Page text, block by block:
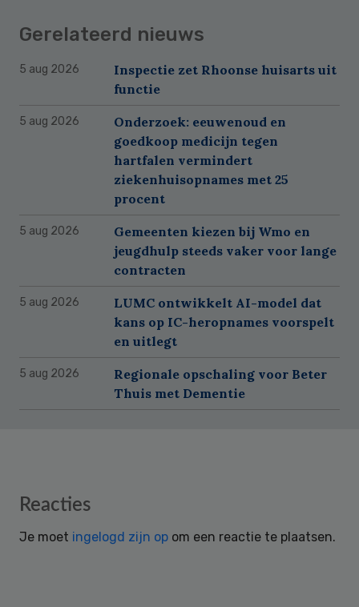
Gerelateerd nieuws
5 aug 2026
Inspectie zet Rhoonse huisarts uit
functie
5 aug 2026
Onderzoek: eeuwenoud en
goedkoop medicijn tegen
hartfalen vermindert
ziekenhuisopnames met 25
procent
5 aug 2026
Gemeenten kiezen bij Wmo en
jeugdhulp steeds vaker voor lange
contracten
5 aug 2026
LUMC ontwikkelt AI-model dat
kans op IC-heropnames voorspelt
en uitlegt
5 aug 2026
Regionale opschaling voor Beter
Thuis met Dementie
Reader
Reacties
Je moet ingelogd zijn op om een reactie te plaatsen.